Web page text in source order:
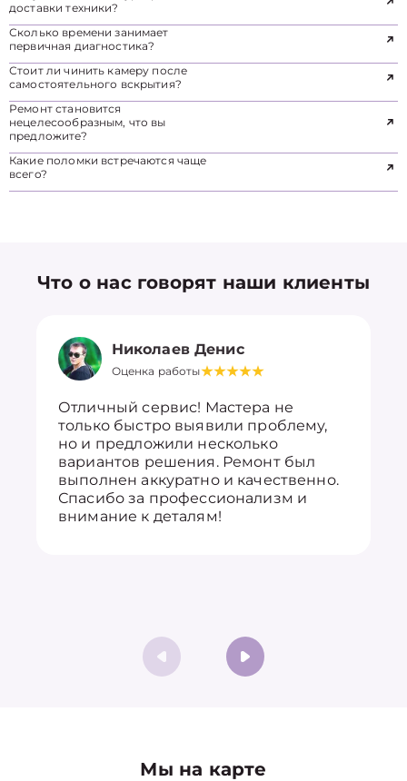
доставки техники?
Сколько времени занимает
первичная диагностика?
Стоит ли чинить камеру после
самостоятельного вскрытия?
Ремонт становится
нецелесообразным, что вы
предложите?
Какие поломки встречаются чаще
всего?
Что о нас говорят наши клиенты
Николаев Денис
Оценка работы
Отличный сервис! Мастера не
только быстро выявили проблему,
но и предложили несколько
вариантов решения. Ремонт был
выполнен аккуратно и качественно.
Спасибо за профессионализм и
внимание к деталям!
Мы на карте